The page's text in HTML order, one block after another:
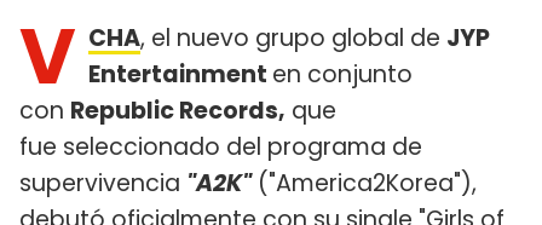
V CHA, el nuevo grupo global de JYP
Entertainment en conjunto
con Republic Records, que
fue seleccionado del programa de
supervivencia "A2K"("America2Korea"),